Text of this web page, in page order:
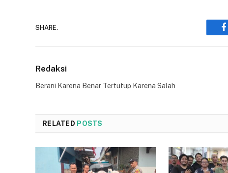
SHARE.
Redaksi
Berani Karena Benar Tertutup Karena Salah
RELATED POSTS